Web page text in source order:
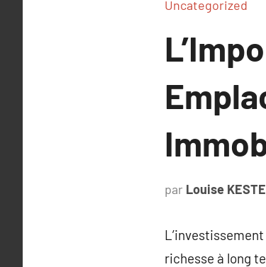
Uncategorized
par Louise
richesse à long